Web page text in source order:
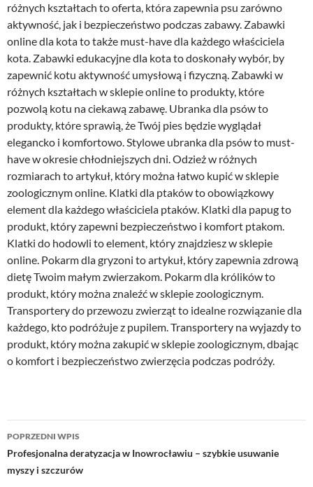
różnych kształtach to oferta, która zapewnia psu zarówno
aktywność, jak i bezpieczeństwo podczas zabawy. Zabawki
online dla kota to także must-have dla każdego właściciela
kota. Zabawki edukacyjne dla kota to doskonały wybór, by
zapewnić kotu aktywność umysłową i fizyczną. Zabawki w
różnych kształtach w sklepie online to produkty, które
pozwolą kotu na ciekawą zabawę. Ubranka dla psów to
produkty, które sprawią, że Twój pies będzie wyglądał
elegancko i komfortowo. Stylowe ubranka dla psów to must-
have w okresie chłodniejszych dni. Odzież w różnych
rozmiarach to artykuł, który można łatwo kupić w sklepie
zoologicznym online. Klatki dla ptaków to obowiązkowy
element dla każdego właściciela ptaków. Klatki dla papug to
produkt, który zapewni bezpieczeństwo i komfort ptakom.
Klatki do hodowli to element, który znajdziesz w sklepie
online. Pokarm dla gryzoni to artykuł, który zapewnia zdrową
dietę Twoim małym zwierzakom. Pokarm dla królików to
produkt, który można znaleźć w sklepie zoologicznym.
Transportery do przewozu zwierząt to idealne rozwiązanie dla
każdego, kto podróżuje z pupilem. Transportery na wyjazdy to
produkt, który można zakupić w sklepie zoologicznym, dbając
o komfort i bezpieczeństwo zwierzęcia podczas podróży.
Nawigacja
wpisu
POPRZEDNI WPIS
Profesjonalna deratyzacja w Inowrocławiu – szybkie usuwanie
myszy i szczurów